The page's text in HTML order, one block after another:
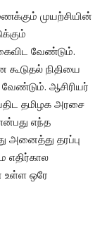
முயற்சியின்
வேண்டும்.
நிதியை
ஆசிரியர்
தமிழக அரசை
எந்த
அனைத்து தரப்பு
எதிர்கால
உள்ள ஒரே